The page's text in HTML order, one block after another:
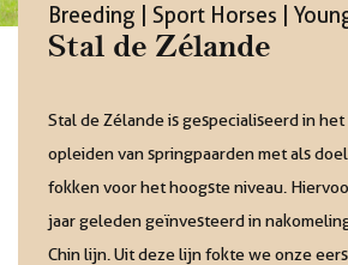
Breeding | Sport Horses |
Stal de Zélande
Stal de Zélande is gespecialiseerd in
opleiden van springpaarden met als
fokken voor het hoogste niveau.
jaar geleden geïnvesteerd in
Chin lijn. Uit deze lijn fokte we onze